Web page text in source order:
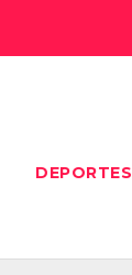
DEPORTES